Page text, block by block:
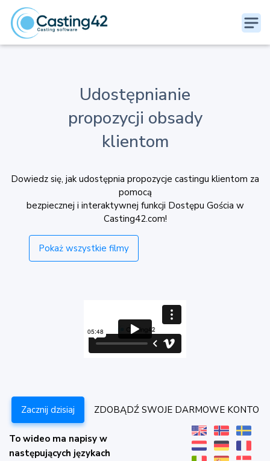
Udostępnianie
propozycji obsady
klientom
Dowiedz się, jak udostępnia propozycje castingu klientom za
pomocą
bezpiecznej i interaktywnej funkcji Dostępu Gościa w
Casting42.com!
Pokaż wszystkie filmy
Zacznij dzisiaj ZDOBĄDŹ SWOJE DARMOWE KONTO
To wideo ma napisy w
następujących językach